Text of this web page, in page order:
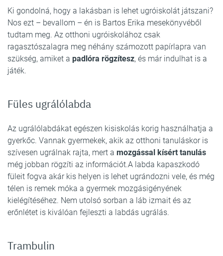
Ki gondolná, hogy a lakásban is lehet ugróiskolát játszani?
Nos ezt – bevallom – én is Bartos Erika mesekönyvéből
tudtam meg. Az otthoni ugróiskolához csak
ragasztószalagra meg néhány számozott papírlapra van
szükség, amiket a padlóra rögzítesz, és már indulhat is a
játék.
Füles ugrálólabda
Az ugrálólabdákat egészen kisiskolás korig használhatja a
gyerkőc. Vannak gyermekek, akik az otthoni tanuláskor is
szívesen ugrálnak rajta, mert a mozgással kísért tanulás
még jobban rögzíti az információt.A labda kapaszkodó
füleit fogva akár kis helyen is lehet ugrándozni vele, és még
télen is remek móka a gyermek mozgásigényének
kielégítéséhez. Nem utolsó sorban a láb izmait és az
erőnlétet is kiválóan fejleszti a labdás ugrálás.
Trambulin